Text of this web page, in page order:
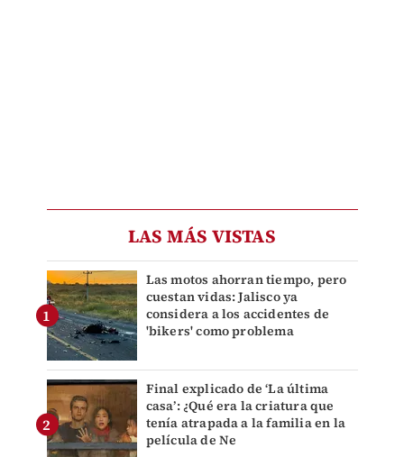
LAS MÁS VISTAS
Las motos ahorran tiempo, pero
cuestan vidas: Jalisco ya
considera a los accidentes de
'bikers' como problema
Final explicado de ‘La última
casa’: ¿Qué era la criatura que
tenía atrapada a la familia en la
película de Ne